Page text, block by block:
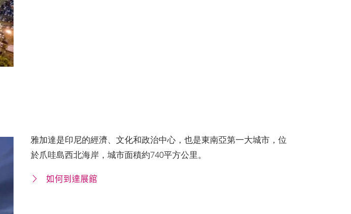
雅加達是印尼的經濟、文化和政治中心，也是東南亞第一大城市，位
於爪哇島西北海岸，城市面積約740平方公里。
如何到達展館